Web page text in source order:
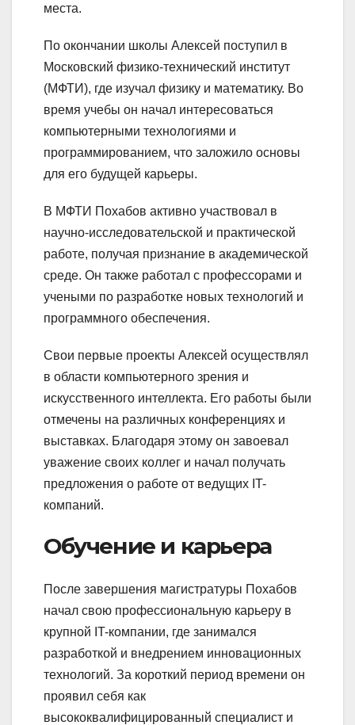
места.
По окончании школы Алексей поступил в
Московский физико-технический институт
(МФТИ), где изучал физику и математику. Во
время учебы он начал интересоваться
компьютерными технологиями и
программированием, что заложило основы
для его будущей карьеры.
В МФТИ Похабов активно участвовал в
научно-исследовательской и практической
работе, получая признание в академической
среде. Он также работал с профессорами и
учеными по разработке новых технологий и
программного обеспечения.
Свои первые проекты Алексей осуществлял
в области компьютерного зрения и
искусственного интеллекта. Его работы были
отмечены на различных конференциях и
выставках. Благодаря этому он завоевал
уважение своих коллег и начал получать
предложения о работе от ведущих IT-
компаний.
Обучение и карьера
После завершения магистратуры Похабов
начал свою профессиональную карьеру в
крупной IT-компании, где занимался
разработкой и внедрением инновационных
технологий. За короткий период времени он
проявил себя как
высококвалифицированный специалист и